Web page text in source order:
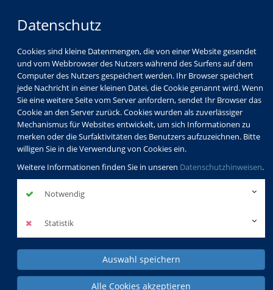
Datenschutz
Cookies sind kleine Datenmengen, die von einer Website gesendet
und vom Webbrowser des Nutzers während des Surfens auf dem
Computer des Nutzers gespeichert werden. Ihr Browser speichert
jede Nachricht in einer kleinen Datei, die Cookie genannt wird. Wenn
Sie eine weitere Seite vom Server anfordern, sendet Ihr Browser das
Cookie an den Server zurück. Cookies wurden als zuverlässiger
Mechanismus für Websites entwickelt, um sich Informationen zu
merken oder die Surfaktivitäten des Benutzers aufzuzeichnen. Bitte
willigen Sie in die Verwendung von Cookies ein.
Weitere Informationen finden Sie in unseren Datenschutzhinweisen.
Notwendig
Statistik
Auswahl speichern
Alle Cookies akzeptieren